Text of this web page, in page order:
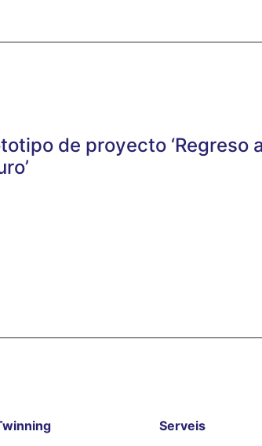
de proyecto ‘Regreso
Serveis